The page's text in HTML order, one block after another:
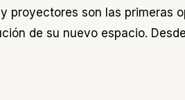
proyectores son las
de su nuevo espacio.